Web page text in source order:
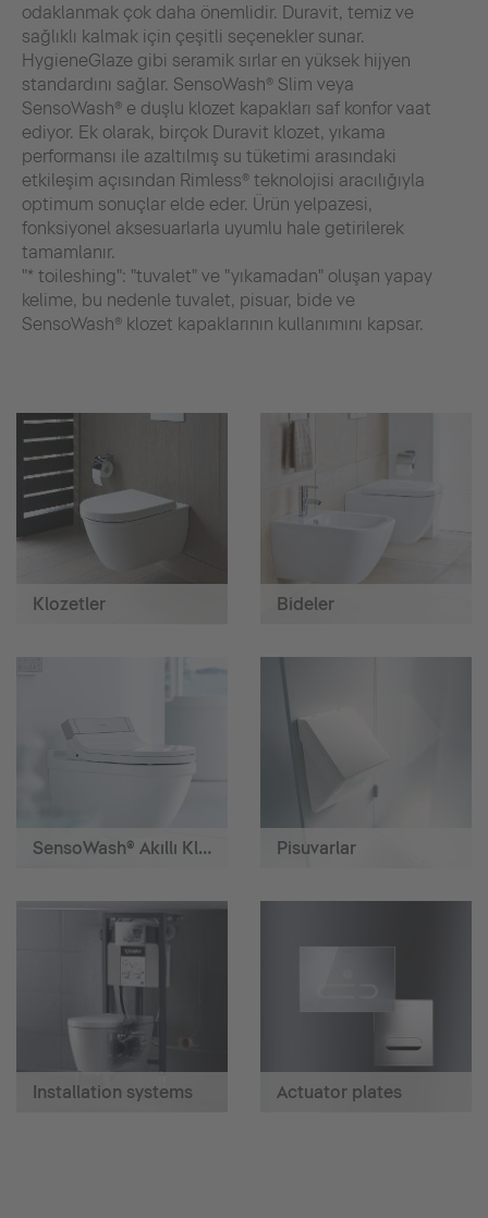
odaklanmak çok daha önemlidir. Duravit, temiz ve
sağlıklı kalmak için çeşitli seçenekler sunar.
HygieneGlaze gibi seramik sırlar en yüksek hijyen
standardını sağlar. SensoWash® Slim veya
SensoWash® e duşlu klozet kapakları saf konfor vaat
ediyor. Ek olarak, birçok Duravit klozet, yıkama
performansı ile azaltılmış su tüketimi arasındaki
etkileşim açısından Rimless® teknolojisi aracılığıyla
optimum sonuçlar elde eder. Ürün yelpazesi,
fonksiyonel aksesuarlarla uyumlu hale getirilerek
tamamlanır.
"* toileshing": "tuvalet" ve "yıkamadan" oluşan yapay
kelime, bu nedenle tuvalet, pisuar, bide ve
SensoWash® klozet kapaklarının kullanımını kapsar.
Klozetler Bideler
SensoWash® Akıllı Klozetler Pisuvarlar
Installation systems Actuator plates